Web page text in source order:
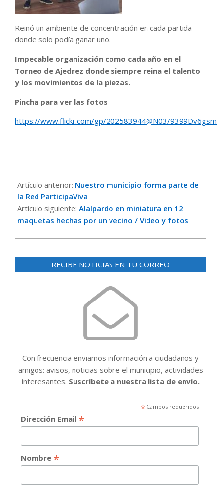
Reinó un ambiente de concentración en cada partida
donde solo podía ganar uno.
Impecable organización como cada año en el
Torneo de Ajedrez donde siempre reina el talento
y los movimientos de la piezas.
Pincha para ver las fotos
https://www.flickr.com/gp/202583944@N03/9399Dv6gsm
05-
29
Artículo anterior: Nuestro municipio forma parte de
la Red ParticipaViva
Artículo siguiente: Alalpardo en miniatura en 12
maquetas hechas por un vecino / Video y fotos
RECIBE NOTICIAS EN TU CORREO
Con frecuencia enviamos información a ciudadanos y
amigos: avisos, noticias sobre el municipio, actividades
interesantes. Suscríbete a nuestra lista de envío.
*Campos requeridos
Dirección Email *
Nombre *